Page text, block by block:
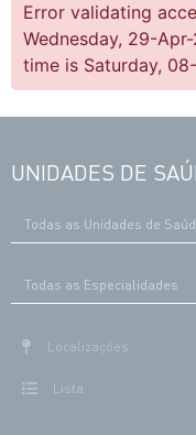
Error validating
Wednesday, 29-
time is Saturday,
UNIDADES DE
Localizações
Lista